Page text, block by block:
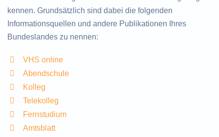
kennen. Grundsätzlich sind dabei die folgenden
Informationsquellen und andere Publikationen Ihres
Bundeslandes zu nennen:
VHS online
Abendschule
Kolleg
Telekolleg
Fernstudium
Amtsblatt